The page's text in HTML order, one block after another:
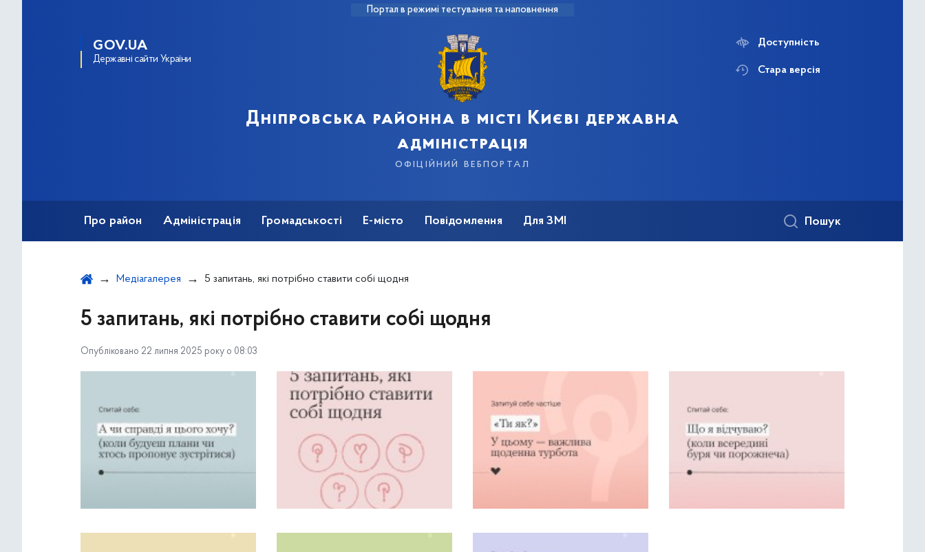
Портал в режимі тестування та наповнення
GOV.UA
Державні сайти України
Дніпровська районна в місті Києві державна
адміністрація
офіційний вебпортал
Доступність
Стара версія
Про район Адміністрація Громадськості Е-місто Повідомлення Для ЗМІ Пошук
Медіагалерея 5 запитань, які потрібно ставити собі щодня
5 запитань, які потрібно ставити собі щодня
Опубліковано 22 липня 2025 року о 08:03